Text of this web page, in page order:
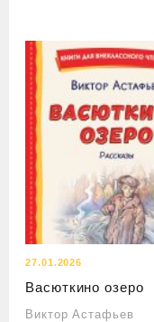
27.01.2026
Васюткино озеро
Виктор Астафьев